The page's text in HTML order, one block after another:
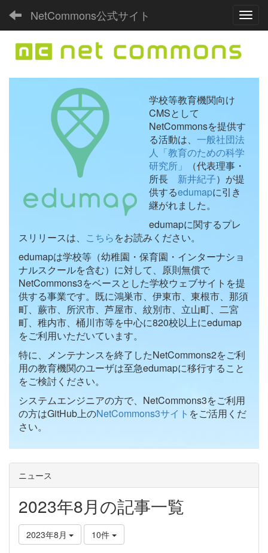
NetCommons公式サイト
学校等教育機関向け
CMSとして
NetCommonsを提供す
る活動は、 一般社団法
人「教育のための科学
研究所」
（代表理事・
所長 新井紀子）が提
供するedumapに引き
継がれました。
edumapに関するプレ
スリリースは、 こちらをお読みください。
edumapは学校等（幼稚園・保育園・インターナショ
ナルスクールを含む）に対して、原則無償で
NetCommons3をベースとした学校ウェブサイトを提
供する事業です。既に鴻巣市、伊東市、東根市、那須
町、蕨市、所沢市、芦屋市、紋別市、立山町、二宮
町、稚内市、桶川市等を中心に820校以上にedumap
をご利用いただいています。
特に、メンテナンスを終了したNetCommons2をご利
用の教育機関のユーザは至急edumapに移行すること
をご検討ください。
システムエンジニアの方で、NetCommons3をご利用
の方はGitHub上のNetCommons3サイト をご活用くだ
さい。
ニュース
2023年8月の記事一覧
2023年8月 10件